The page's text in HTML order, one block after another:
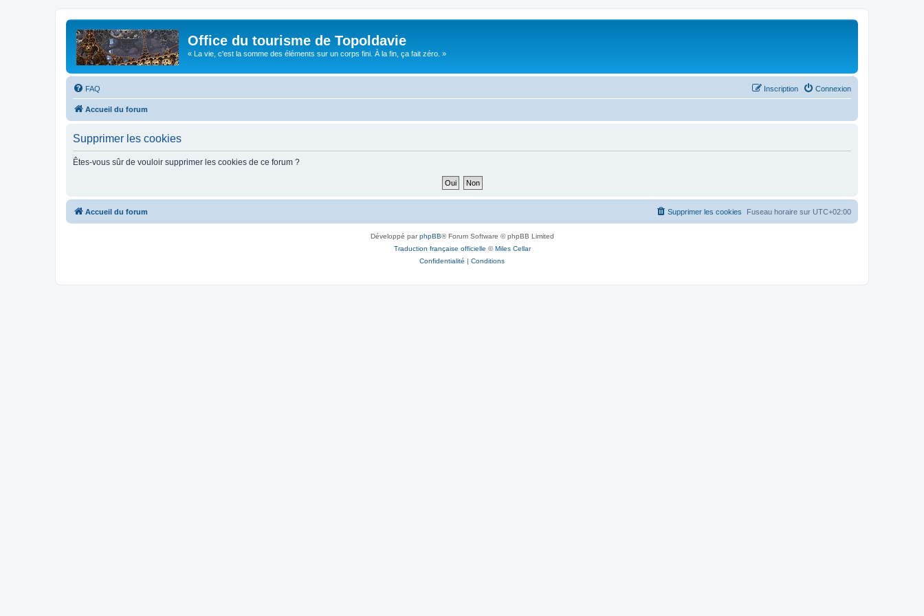
Office du tourisme de Topoldavie
« La vie, c'est la somme des éléments sur un corps fini. À la fin, ça fait zéro. »
FAQ Connexion
Inscription
Accueil du forum
Supprimer les cookies
Êtes-vous sûr de vouloir supprimer les cookies de ce forum ?
Accueil du forum Fuseau horaire sur UTC+02:00
Supprimer les cookies
Développé parphpBB® Forum Software © phpBB Limited
Traduction française officielle ©Miles Cellar
Confidentialité | Conditions